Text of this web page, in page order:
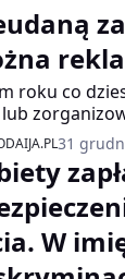
roku co
będzie z
organizator
31
W